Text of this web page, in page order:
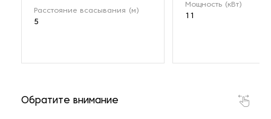
Расстояние всасывания (м)
5
Мощность (кВт)
11
Обратите внимание